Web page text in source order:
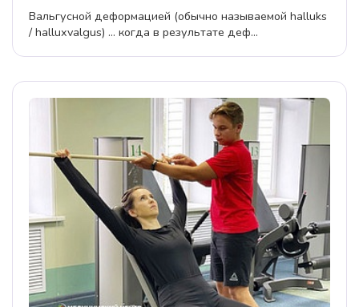
Вальгусной деформацией (обычно называемой halluks
/ halluxvalgus) ... когда в результате деф...